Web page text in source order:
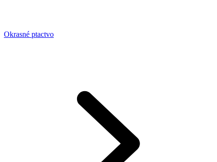
Okrasné ptactvo